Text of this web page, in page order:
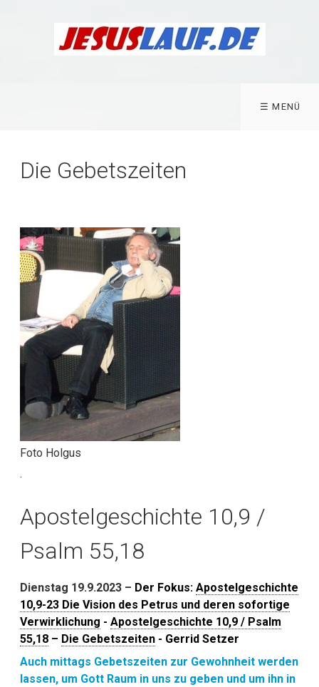
☰ MENÜ
Die Gebetszeiten
Foto Holgus
.
Apostelgeschichte 10,9 /
Psalm 55,18
Dienstag 19.9.2023 – Der Fokus:Apostelgeschichte
10,9-23 Die Vision des Petrus und deren sofortige
Verwirklichung - Apostelgeschichte 10,9 / Psalm
55,18 – Die Gebetszeiten - Gerrid Setzer
Auch mittags Gebetszeiten zur Gewohnheit werden
lassen, um Gott Raum in uns zu geben und um ihn in